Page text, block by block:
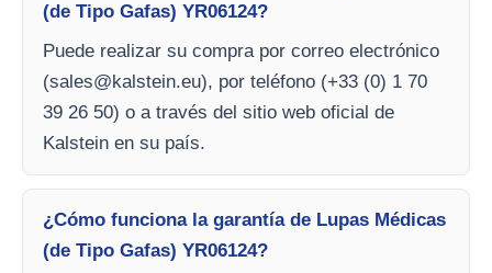
(de Tipo Gafas) YR06124?
Puede realizar su compra por correo electrónico
(sales@kalstein.eu), por teléfono (+33 (0) 1 70
39 26 50) o a través del sitio web oficial de
Kalstein en su país.
¿Cómo funciona la garantía de Lupas Médicas
(de Tipo Gafas) YR06124?